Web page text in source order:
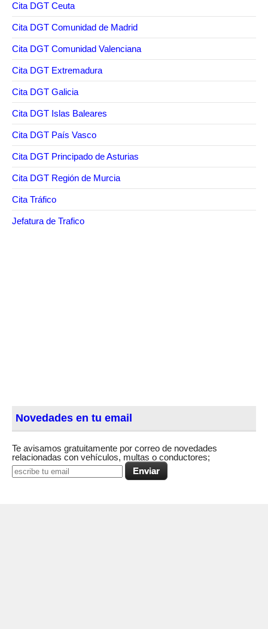
Cita DGT Ceuta
Cita DGT Comunidad de Madrid
Cita DGT Comunidad Valenciana
Cita DGT Extremadura
Cita DGT Galicia
Cita DGT Islas Baleares
Cita DGT País Vasco
Cita DGT Principado de Asturias
Cita DGT Región de Murcia
Cita Tráfico
Jefatura de Trafico
Novedades en tu email
Te avisamos gratuitamente por correo de novedades
relacionadas con vehículos, multas o conductores;